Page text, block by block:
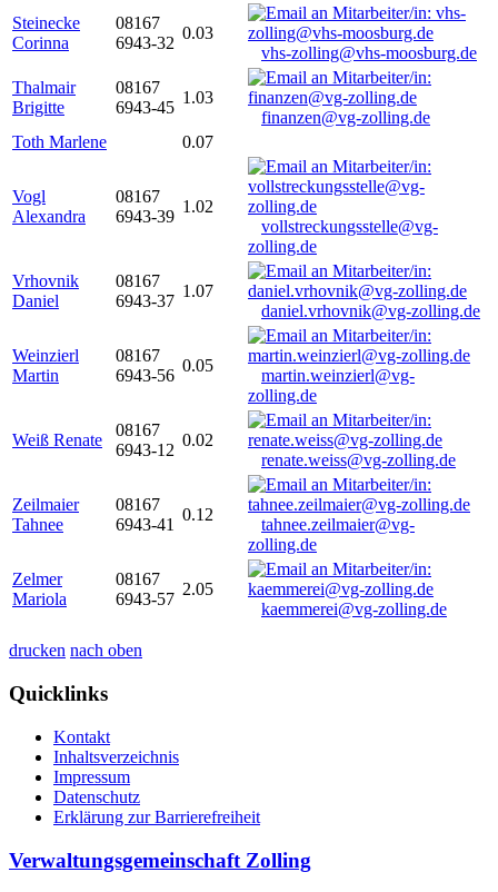
Steinecke
Corinna
08167
6943-32
0.03
vhs-zolling@vhs-moosburg.de
Thalmair
Brigitte
08167
6943-45
1.03
finanzen@vg-zolling.de
Toth Marlene
0.07
Vogl
Alexandra
08167
6943-39
1.02
vollstreckungsstelle@vg-
zolling.de
Vrhovnik
Daniel
08167
6943-37
1.07
daniel.vrhovnik@vg-zolling.de
Weinzierl
Martin
08167
6943-56
0.05
martin.weinzierl@vg-
zolling.de
Weiß Renate
08167
6943-12
0.02
renate.weiss@vg-zolling.de
Zeilmaier
Tahnee
08167
6943-41
0.12
tahnee.zeilmaier@vg-
zolling.de
Zelmer
Mariola
08167
6943-57
2.05
kaemmerei@vg-zolling.de
drucken nach oben
Quicklinks
Kontakt
Inhaltsverzeichnis
Impressum
Datenschutz
Erklärung zur Barrierefreiheit
Verwaltungsgemeinschaft Zolling